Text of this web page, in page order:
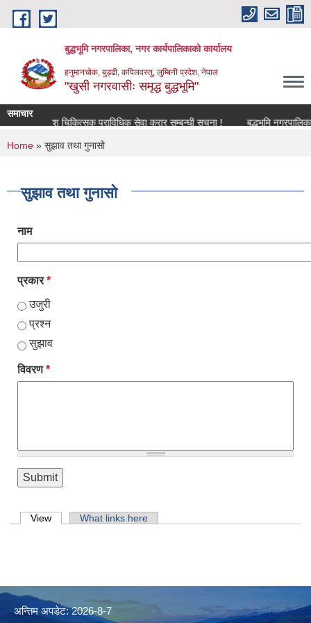
Skip to main content
बुद्धभूमि नगरपालिका, नगर कार्यपालिकाको कार्यालय
हनुमानचोक, बुड्ढी, कपिलवस्तु, लुम्बिनी प्रदेश, नेपाल
"खुसी नगरवासीः समृद्ध बुद्धभूमि"
समाचार
पशु चिकित्सक प्राविधिक सेवा करार सम्बन्धी सूचना !
बुद्धभूमि
You are here
Home » सुझाव तथा गुनासो
सुझाव तथा गुनासो
नाम
प्रकार*
उजुरी
प्रश्न
सुझाव
विवरण*
Primary tabs
View (active tab)What links here
अन्तिम अपडेट: 2026-8-7